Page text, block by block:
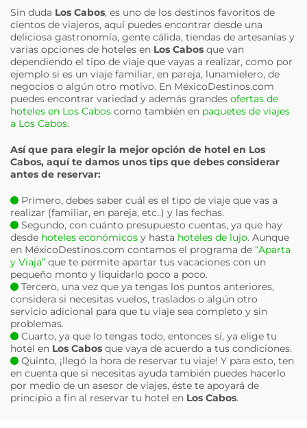
Sin duda Los Cabos, es uno de los destinos favoritos de
cientos de viajeros, aquí puedes encontrar desde una
deliciosa gastronomía, gente cálida, tiendas de artesanías y
varias opciones de hoteles en Los Cabos que van
dependiendo el tipo de viaje que vayas a realizar, como por
ejemplo si es un viaje familiar, en pareja, lunamielero, de
negocios o algún otro motivo. En MéxicoDestinos.com
puedes encontrar variedad y además grandes ofertas de
hoteles en Los Cabos como también en paquetes de viajes
a Los Cabos.
Así que para elegir la mejor opción de hotel en Los
Cabos, aquí te damos unos tips que debes considerar
antes de reservar:
Primero, debes saber cuál es el tipo de viaje que vas a
realizar (familiar, en pareja, etc..) y las fechas.
Segundo, con cuánto presupuesto cuentas, ya que hay
desde hoteles económicos y hasta hoteles de lujo. Aunque
en MéxicoDestinos.com contamos el programa de “Aparta
y Viaja” que te permite apartar tus vacaciones con un
pequeño monto y liquidarlo poco a poco.
Tercero, una vez que ya tengas los puntos anteriores,
considera si necesitas vuelos, traslados o algún otro
servicio adicional para que tu viaje sea completo y sin
problemas.
Cuarto, ya que lo tengas todo, entonces sí, ya elige tu
hotel en Los Cabos que vaya de acuerdo a tus condiciones.
Quinto, ¡llegó la hora de reservar tu viaje! Y para esto, ten
en cuenta que si necesitas ayuda también puedes hacerlo
por medio de un asesor de viajes, éste te apoyará de
principio a fin al reservar tu hotel en Los Cabos.